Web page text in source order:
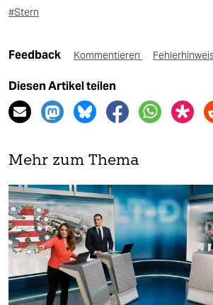
#Stern
Feedback Kommentieren
Diesen Artikel teilen
Mehr zum Thema